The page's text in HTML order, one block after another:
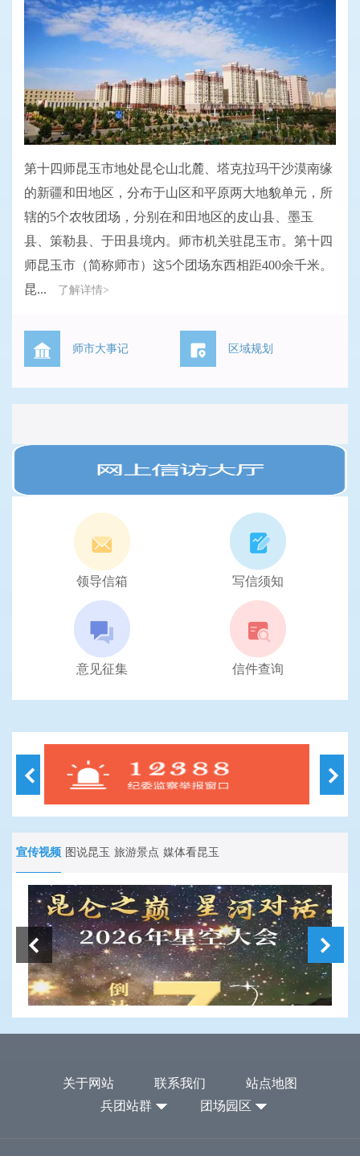
第十四师昆玉市地处昆仑山北麓、塔克拉玛干沙漠南缘
的新疆和田地区，分布于山区和平原两大地貌单元，所
辖的5个农牧团场，分别在和田地区的皮山县、墨玉
县、策勒县、于田县境内。师市机关驻昆玉市。第十四
师昆玉市（简称师市）这5个团场东西相距400余千米。
昆...
了解详情>
师市大事记 区域规划
领导信箱 写信须知
意见征集 信件查询
宣传视频 图说昆玉 旅游景点 媒体看昆玉
关于网站 联系我们
站点地图
兵团站群
团场园区